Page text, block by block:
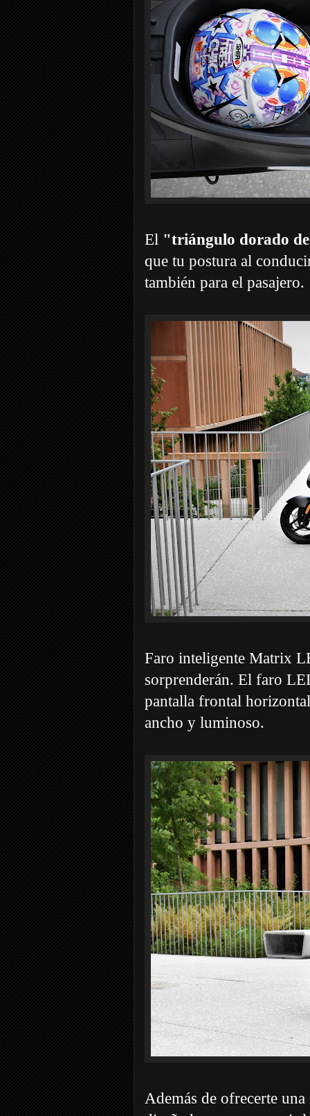
El "triángulo dorado
que tu postura al
también para el pasajero.
Faro inteligente Matrix
sorprenderán. El faro
pantalla frontal
ancho y luminoso.
Además de ofrecerte